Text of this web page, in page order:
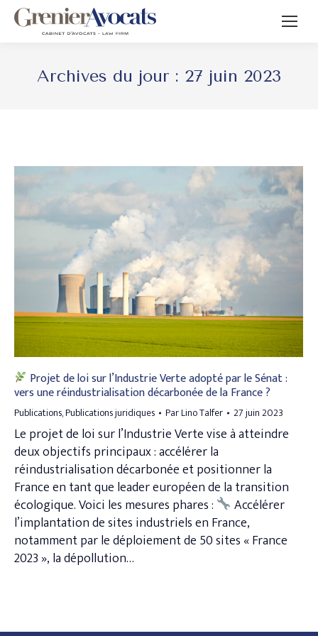
Archives du jour : 27 juin 2023
Projet de loi sur l’Industrie Verte adopté par le Sénat :
vers une réindustrialisation décarbonée de la France ?
Publications,Publications juridiques ParLino Talfer 27 juin 2023
Le projet de loi sur l’Industrie Verte vise à atteindre
deux objectifs principaux : accélérer la
réindustrialisation décarbonée et positionner la
France en tant que leader européen de la transition
écologique. Voici les mesures phares :
Accélérer
l’implantation de sites industriels en France,
notamment par le déploiement de 50 sites « France
2023 », la dépollution…